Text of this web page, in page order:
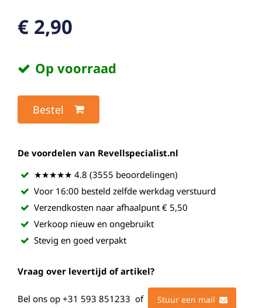
€ 2,90
Op voorraad
Bestel
De voordelen van Revellspecialist.nl
★★★★★ 4.8 (3555 beoordelingen)
Voor 16:00 besteld zelfde werkdag verstuurd
Verzendkosten naar afhaalpunt € 5,50
Verkoop nieuw en ongebruikt
Stevig en goed verpakt
Vraag over levertijd of artikel?
Bel ons op +31 593 851233 of Stuur een mail